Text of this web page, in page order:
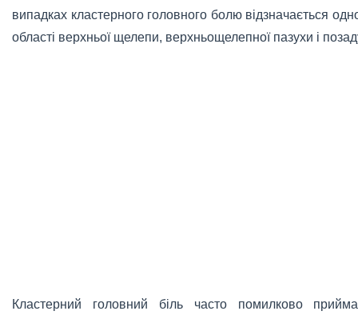
випадках кластерного головного болю відзначається
області верхньої щелепи, верхньощелепної пазухи і
Кластерний головний біль часто помилково